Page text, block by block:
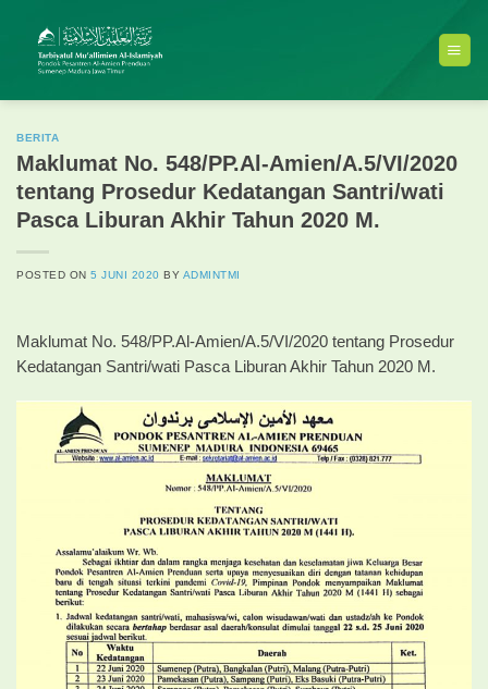
content
BERITA
Maklumat No. 548/PP.Al-Amien/A.5/VI/2020
tentang Prosedur Kedatangan Santri/wati
Pasca Liburan Akhir Tahun 2020 M.
POSTED ON5 JUNI 2020 BY ADMINTMI
Maklumat No. 548/PP.Al-Amien/A.5/VI/2020 tentang Prosedur
Kedatangan Santri/wati Pasca Liburan Akhir Tahun 2020 M.